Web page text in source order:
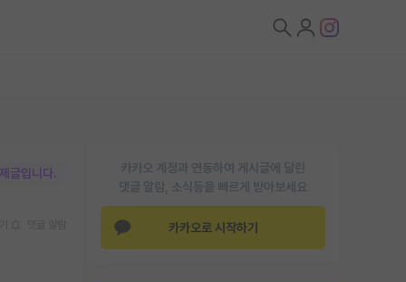
카카오 계정과 연동하여 게시글에 달린
댓글 알람, 소식등을 빠르게 받아보세요
카카오로 시작하기
글입니다.